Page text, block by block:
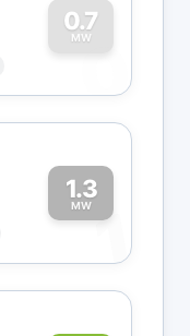
0.7
MW
0
1.3
MW1